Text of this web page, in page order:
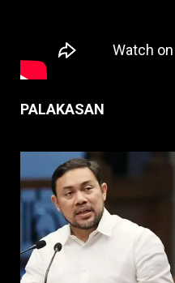
PALAKASAN